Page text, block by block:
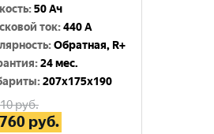
:50 Ач
ток:440 A
:Обратная, R+
:24 мес.
:207x175x190
руб.
руб.